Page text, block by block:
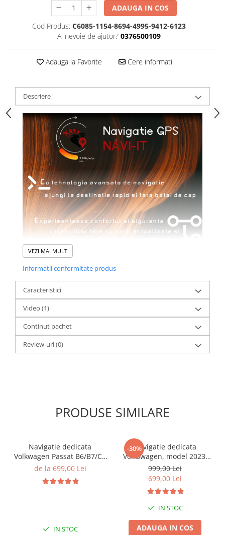
ADAUGA IN COS
Cod Produs: C6085-1154-8694-4995-9412-6123
Ai nevoie de ajutor? 0376500109
Adauga la Favorite Cere informatii
Descriere
VEZI MAI MULT
Informatii conformitate produs
Caracteristici
Video (1)
Continut pachet
Review-uri(0)
PRODUSE SIMILARE
Navigatie dedicata
Volkwagen Passat B6/B7/CC
Gri, 4GB RAM 64GB ROM,
Display QLED 10", DSP,
de la 699,00 Lei
IN STOC
-30%Navigatie dedicata
Volkswagen, model 2023,
4GB RAM 64GB ROM,
Quadcore, Android 14,
Display QLED 7", DSP,
Carplay&Android Auto,
Suport camere AHD
999,00 Lei
699,00 Lei
IN STOC
ADAUGA IN COS